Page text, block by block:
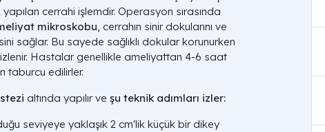
cerrahi işlemdir. Operasyon sırasında
mikroskobu, cerrahın sinir dokularını ve
sağlar. Bu sayede sağlıklı dokular korunurken
Hastalar genellikle ameliyattan 4-6 saat
taburcu edilirler.
altında yapılır ve şu teknik adımları izler:
seviyeye yaklaşık 2 cm'lik küçük bir dikey